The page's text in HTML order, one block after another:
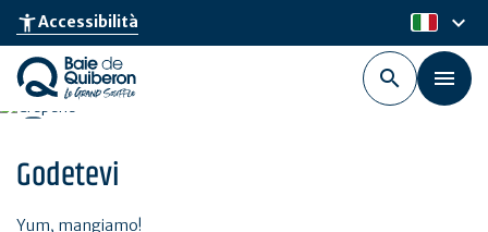
Skip
main
content
accessibility_newAccessibilità it
keyboard_arrow_down
Godetevi
Yum, mangiamo!